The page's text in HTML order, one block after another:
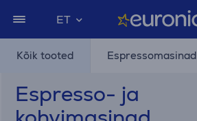
ET
Kõik tooted Espressomasinad
Espresso- ja